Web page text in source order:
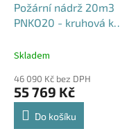
Požární nádrž 20m3
PNKO20 - kruhová k
Skladem
46 090 Kč bez DPH
55 769 Kč
Do košíku